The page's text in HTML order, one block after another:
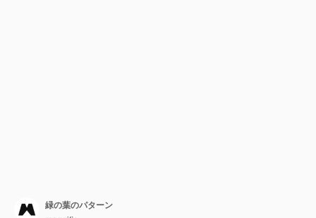
緑の葉のパターン